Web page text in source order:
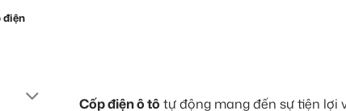
điện
Cốp điện ô tô tự động mang đến sự tiện lợi